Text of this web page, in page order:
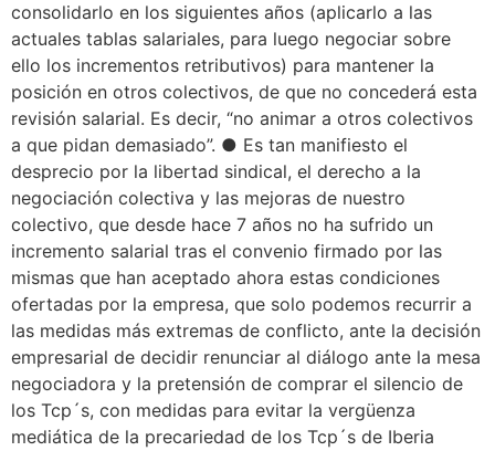
consolidarlo en los siguientes años (aplicarlo a las
actuales tablas salariales, para luego negociar sobre
ello los incrementos retributivos) para mantener la
posición en otros colectivos, de que no concederá esta
revisión salarial. Es decir, “no animar a otros colectivos
a que pidan demasiado”. ● Es tan manifiesto el
desprecio por la libertad sindical, el derecho a la
negociación colectiva y las mejoras de nuestro
colectivo, que desde hace 7 años no ha sufrido un
incremento salarial tras el convenio firmado por las
mismas que han aceptado ahora estas condiciones
ofertadas por la empresa, que solo podemos recurrir a
las medidas más extremas de conflicto, ante la decisión
empresarial de decidir renunciar al diálogo ante la mesa
negociadora y la pretensión de comprar el silencio de
los Tcp´s, con medidas para evitar la vergüenza
mediática de la precariedad de los Tcp´s de Iberia